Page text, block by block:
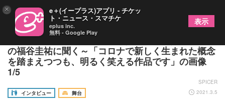
匿名劇壇2年ぶりの長編『賭けてもいいけど』主宰
の福谷圭祐に聞く～「コロナで新しく生まれた概念
を踏まえつつも、明るく笑える作品です」の画像
1/5
SPICER
インタビュー
舞台 2021.3.5
× e＋(イープラス)アプリ - チケッ
ト・ニュース・スマチケ
eplus inc.
無料 - Google Play
表示